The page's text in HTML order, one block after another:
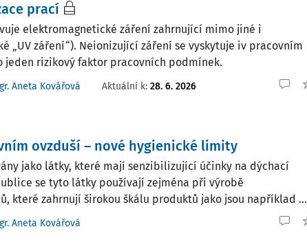
prací
elektromagnetické záření zahrnující mimo jiné i
„UV záření“). Neionizující záření se vyskytuje iv pracovním
jeden rizikový faktor pracovních podmínek.
Aneta Kovářová Aktuální k: 28. 6. 2026
ovzduší – nové hygienické limity
jako látky, které mají senzibilizující účinky na dýchací
se tyto látky používají zejména při výrobě
které zahrnují širokou škálu produktů jako jsou například ...
Aneta Kovářová